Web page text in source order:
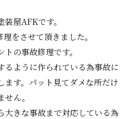
屋AFKです。
をさせて頂きました。
の事故修理です。
るように作られている為事故に
ます。パット見てダメな所だけ
ん。
大きな事故まで対応している為